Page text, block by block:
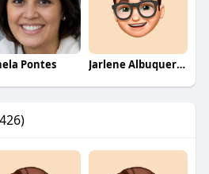
Pontes Jarlene Albuquerque